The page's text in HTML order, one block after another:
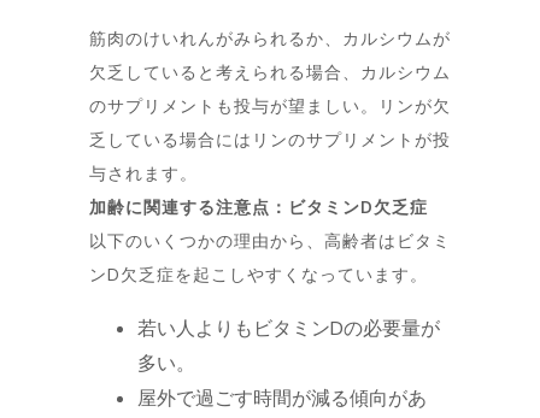
筋肉のけいれんがみられるか、カルシウムが
欠乏していると考えられる場合、カルシウム
のサプリメントも投与が望ましい。リンが欠
乏している場合にはリンのサプリメントが投
与されます。
加齢に関連する注意点：ビタミンD欠乏症
以下のいくつかの理由から、高齢者はビタミ
ンD欠乏症を起こしやすくなっています。
若い人よりもビタミンDの必要量が
多い。
屋外で過ごす時間が減る傾向があ